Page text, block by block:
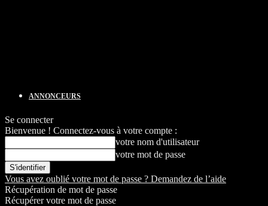
ANNONCEURS
Se connecter
Bienvenue ! Connectez-vous à votre compte :
votre nom d'utilisateur
votre mot de passe
Vous avez oublié votre mot de passe ? Demandez de l’aide
Récupération de mot de passe
Récupérer votre mot de passe